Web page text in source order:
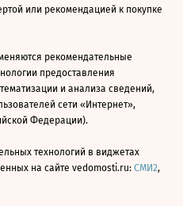
или рекомендацией к покупке
рекомендательные
предоставления
и анализа сведений,
сети «Интернет»,
Федерации).
технологий в виджетах
на сайте vedomosti.ru: СМИ2,